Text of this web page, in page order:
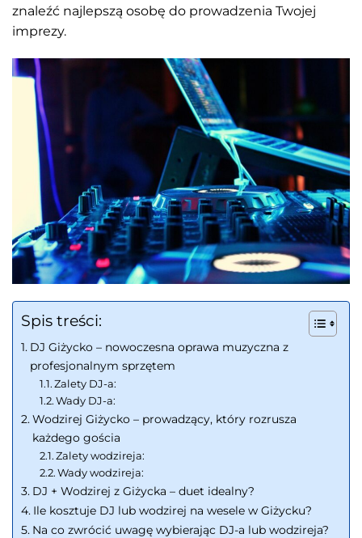
znaleźć najlepszą osobę do prowadzenia Twojej
imprezy.
Spis treści:
DJ Giżycko – nowoczesna oprawa muzyczna z
profesjonalnym sprzętem
Zalety DJ-a:
Wady DJ-a:
Wodzirej Giżycko – prowadzący, który rozrusza
każdego gościa
Zalety wodzireja:
Wady wodzireja:
DJ + Wodzirej z Giżycka – duet idealny?
Ile kosztuje DJ lub wodzirej na wesele w Giżycku?
Na co zwrócić uwagę wybierając DJ-a lub wodzireja?